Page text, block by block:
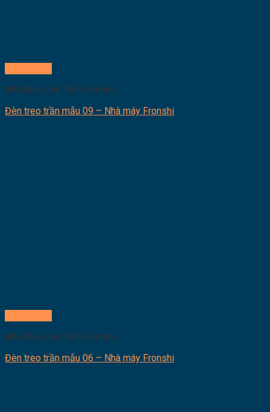
Nhà Máy Đèn Trần Fronshi
Đèn treo trần mẫu 09 – Nhà máy Fronshi
Nhà Máy Đèn Trần Fronshi
Đèn treo trần mẫu 06 – Nhà máy Fronshi